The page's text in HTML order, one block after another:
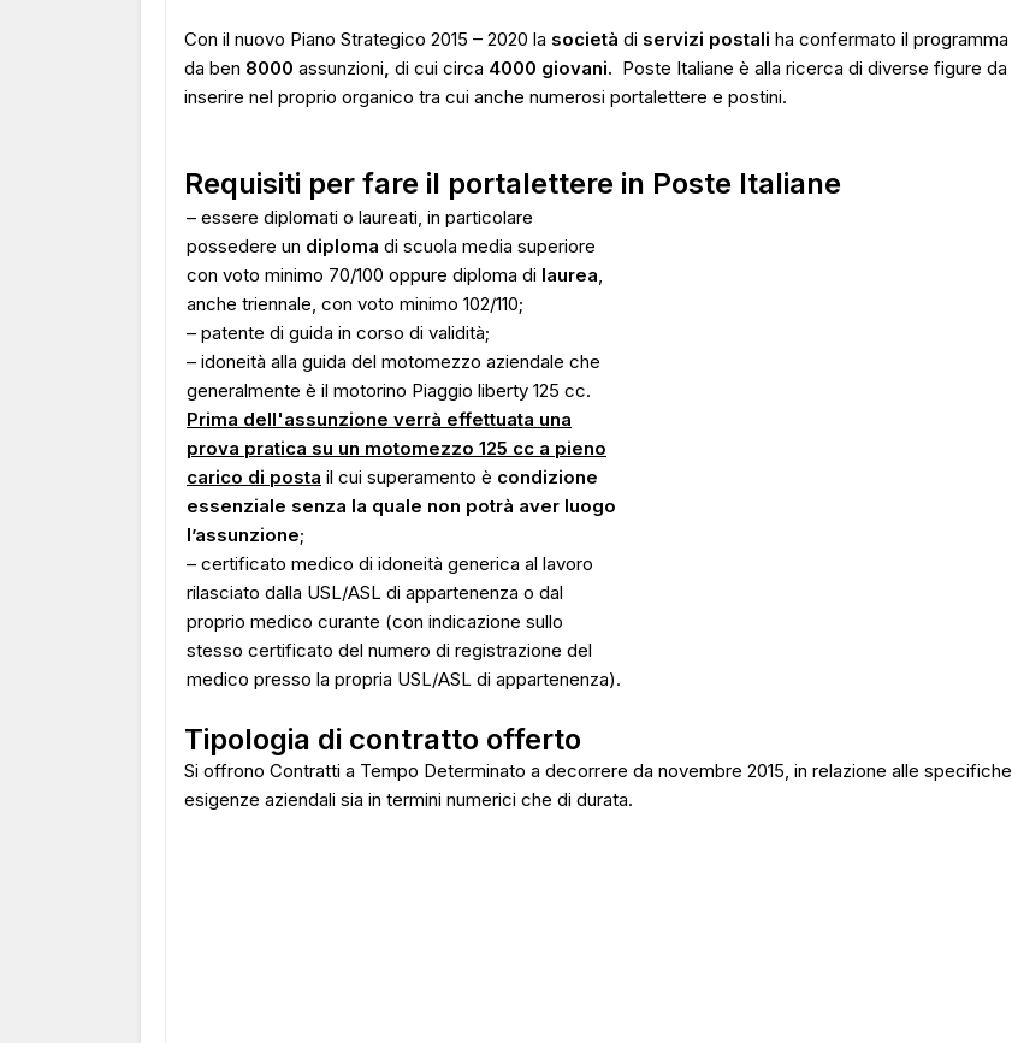
Con il nuovo Piano Strategico 2015 – 2020 la società di servizi postali ha confermato il programma
da ben 8000 assunzioni, di cui circa 4000 giovani. Poste Italiane è alla ricerca di diverse figure da
inserire nel proprio organico tra cui anche numerosi portalettere e postini.
Requisiti per fare il portalettere in Poste Italiane
– essere diplomati o laureati, in particolare
possedere un diploma di scuola media superiore
con voto minimo 70/100 oppure diploma di laurea,
anche triennale, con voto minimo 102/110;
– patente di guida in corso di validità;
– idoneità alla guida del motomezzo aziendale che
generalmente è il motorino Piaggio liberty 125 cc.
Prima dell'assunzione verrà effettuata una
prova pratica su un motomezzo 125 cc a pieno
carico di posta il cui superamento è condizione
essenziale senza la quale non potrà aver luogo
l’assunzione;
– certificato medico di idoneità generica al lavoro
rilasciato dalla USL/ASL di appartenenza o dal
proprio medico curante (con indicazione sullo
stesso certificato del numero di registrazione del
medico presso la propria USL/ASL di appartenenza).
Tipologia di contratto offerto
Si offrono Contratti a Tempo Determinato a decorrere da novembre 2015, in relazione alle specifiche
esigenze aziendali sia in termini numerici che di durata.